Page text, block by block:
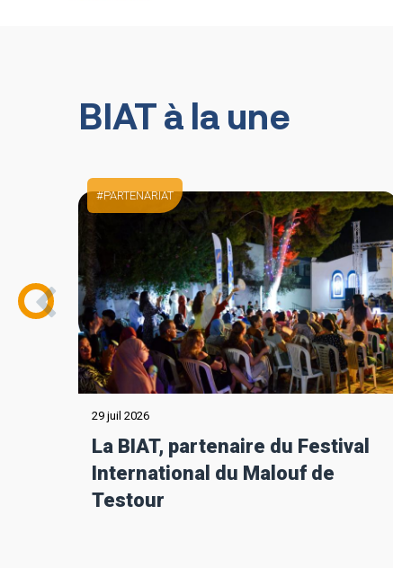
BIAT à la une
PARTENARIAT
29 juil 2026
La BIAT, partenaire du Festival
International du Malouf de
Testour